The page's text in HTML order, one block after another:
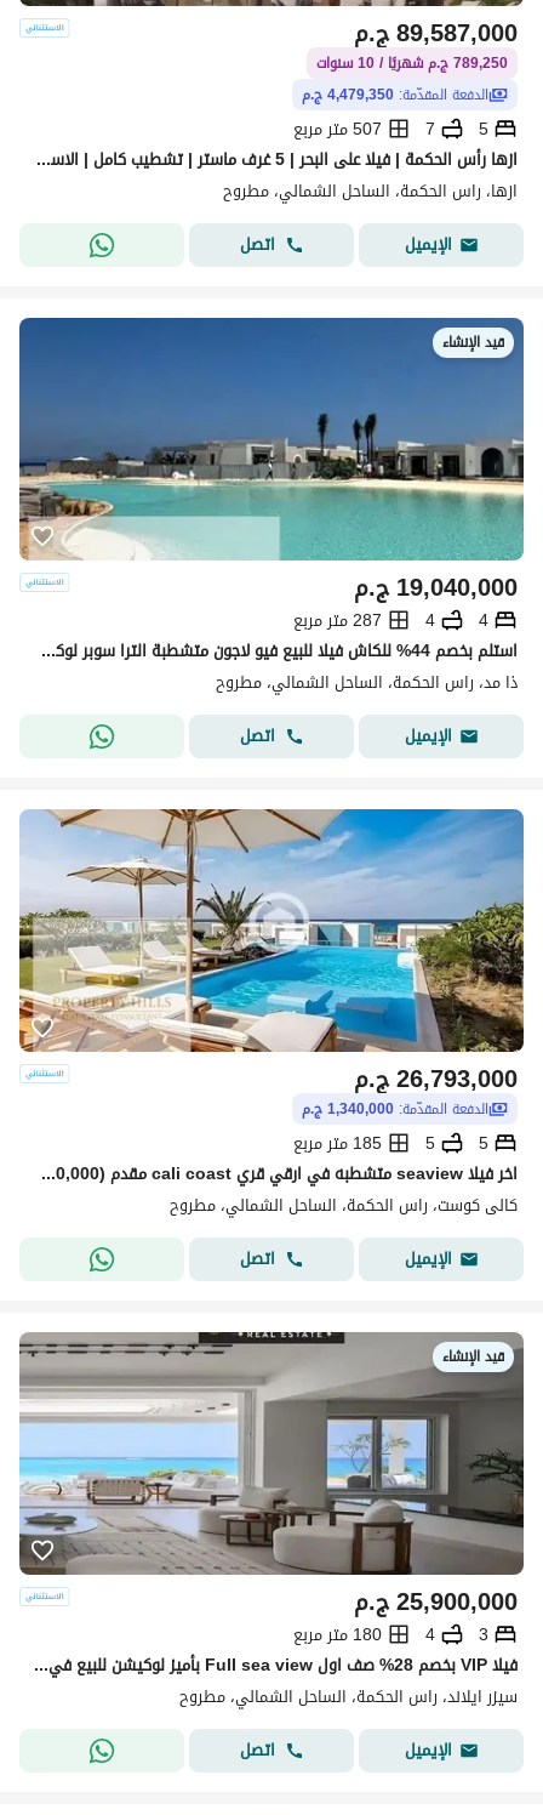
ج.م89,587,000
789,250 ج.م شهريًا / 10 سنوات
الدفعة المقدّمة: 4,479,350 ج.م
5
7
507 متر مربع
ازها رأس الحكمة | فيلا على البحر | 5 غرف ماستر | تشطيب كامل | الاستلام خلال سنتين
ازها، راس الحكمة، الساحل الشمالي، مطروح
الإيميل
اتصل
قيد الإنشاء
ج.م19,040,000
4
4
287 متر مربع
استلم بخصم 44% للكاش فيلا للبيع فيو لاجون متشطبة الترا سوبر لوكس-ذا ميد-رأس الحكمة-الساحل الشمالي
ذا مد، راس الحكمة، الساحل الشمالي، مطروح
الإيميل
اتصل
ج.م26,793,000
الدفعة المقدّمة: 1,340,000 ج.م
5
5
185 متر مربع
اخر فيلا seaview متشطبه في ارقي قري cali coast مقدم (1,340,000) جنب مراسي،مونتن فيو و طريق الضبعه
كالى كوست، راس الحكمة، الساحل الشمالي، مطروح
الإيميل
اتصل
قيد الإنشاء
ج.م25,900,000
3
4
180 متر مربع
فيلا VIP بخصم 28% صف اول Full sea view بأميز لوكيشن للبيع في سيزر سوديك راس الحكمه Caesar sodic بجوار لافيستا رأس الحكمه وكون واوجامي وماونتن فيو
سيزر ايلاند، راس الحكمة، الساحل الشمالي، مطروح
الإيميل
اتصل